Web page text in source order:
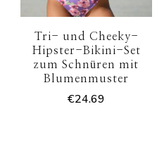
Tri- und Cheeky-
Hipster-Bikini-Set
zum Schnüren mit
Blumenmuster
€24.69